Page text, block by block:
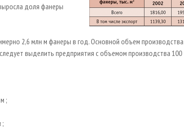
доля фанеры
2,6 млн м фанеры в год. Основной объем
выделить предприятия с объемом производства 100
;
;